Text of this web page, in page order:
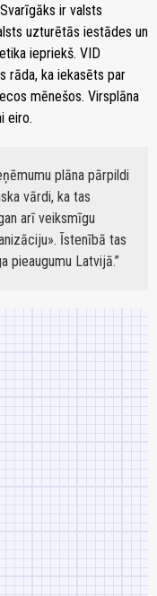
ir valsts
uzturētās iestādes un
iepriekš. VID
rāda, ka iekasēts par
mēnešos. Virsplāna
eiro.
plāna pārpildi
vārdi, ka tas
arī veiksmīgu
Īstenībā tas
pieaugumu Latvijā.